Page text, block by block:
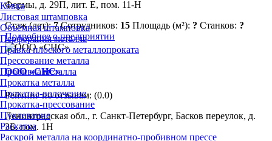
Ковка
Листовая штамповка
Объёмная штамповка
Перфорация металла
Правка плоского металлопроката
Прессование металла
Пробивка металла
Прокатка металла
Прокатка-волочение
Прокатка-прессование
Пуклевание
Раскатка
Раскрой металла на координатно-пробивном прессе
Фермы, д. 29П, лит. Е, пом. 11-Н
Стаж (лет):7 Сотрудников: 15 Площадь (м²): ? Станков: ?
Подробнее о предприятии
ООО «СНС»
Рейтинг по отзывам: (0.0)
Ленинградская обл., г. Санкт-Петербург, Басков переулок, д.
3Б, пом. 1Н